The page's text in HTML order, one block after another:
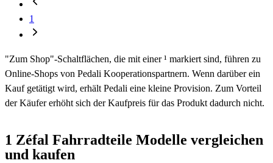
1
"Zum Shop"-Schaltflächen, die mit einer ¹ markiert sind, führen zu
Online-Shops von Pedali Kooperationspartnern. Wenn darüber ein
Kauf getätigt wird, erhält Pedali eine kleine Provision. Zum Vorteil
der Käufer erhöht sich der Kaufpreis für das Produkt dadurch nicht.
1 Zéfal Fahrradteile Modelle vergleichen
und kaufen